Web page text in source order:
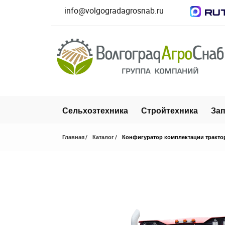
info@volgogradagrosnab.ru
Сельхозтехника Стройтехника
Главная Каталог Конфигуратор комплектации